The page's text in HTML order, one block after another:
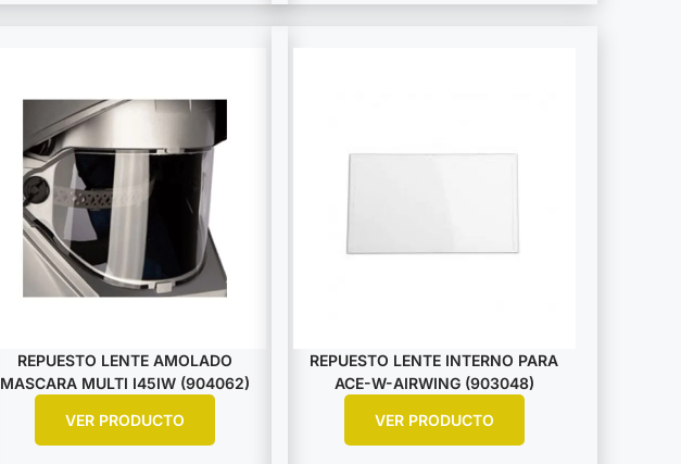
REPUESTO LENTE AMOLADO
MASCARA MULTI I45IW (904062)
VER PRODUCTO
REPUESTO LENTE INTERNO PARA
ACE-W-AIRWING (903048)
VER PRODUCTO